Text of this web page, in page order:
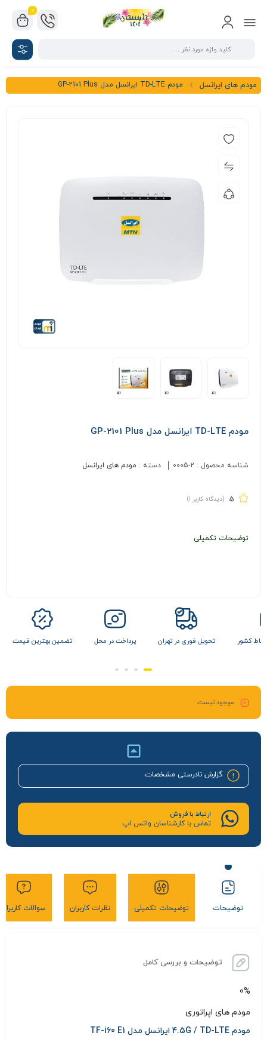
0
مودم های ایرانسل مودم TD-LTE ایرانسل مدل GP-2101 Plus
مودم TD-LTE ایرانسل مدل GP-2101 Plus
شناسه محصول : 0005-2 دسته : مودم های ایرانسل
5 (دیدگاه کاربر 1
)
توضیحات تکمیلی
نقاط کشور تحویل فوری در تهران پرداخت در محل تضمین بهترین قیمت
موجود نیست
گزارش نادرستی مشخصات
ارتباط با فروش
تماس با کارشناسان واتس اپ
توضیحات توضیحات تکمیلی نظرات کاربران سوالات کاربران
توضیحات و بررسی کامل
0%
مودم های اپراتوری
مودم 4.5G / TD-LTE ایرانسل مدل TF-i60 E1